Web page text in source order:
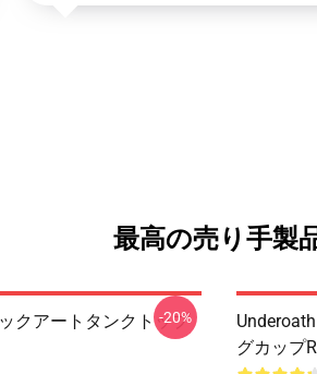
最高の売り手製
クアートタンクトップ
-20%
グカップ